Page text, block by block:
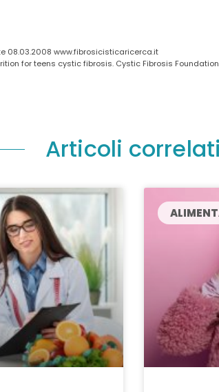
08.03.2008 www.fibrosicisticaricerca.it
for teens cystic fibrosis. Cystic Fibrosis
Articoli correlati